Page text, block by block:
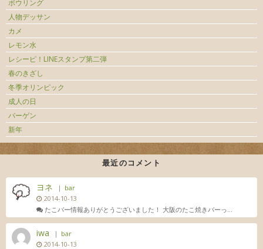
ボウリング
人物デッサン
カメ
レモン水
レシーピ！LINEスタンプ第二弾
春のきざし
冬季オリンピック
成人の日
バーゲン
新年
最近のコメント
ヨネ ｜ bar
2014-10-13
たこバー情報ありがとうございました！ 大阪のたこ焼きバーっ...
iwa ｜ bar
2014-10-13